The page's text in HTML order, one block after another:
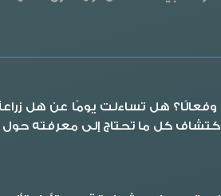
هل تساءلت يومًا عن هل
كل ما تحتاج إلى معرفته حول